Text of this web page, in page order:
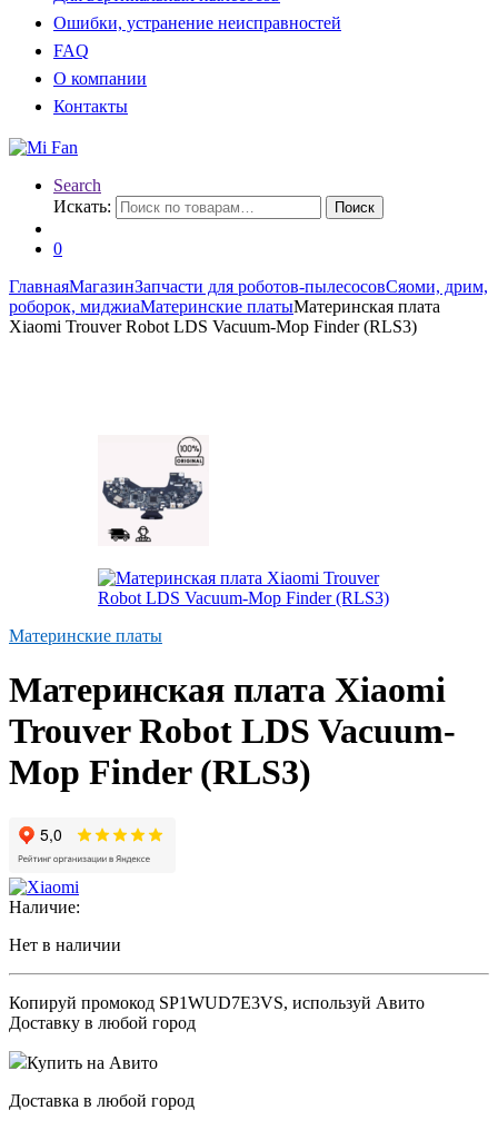
Ошибки, устранение неисправностей
FAQ
О компании
Контакты
Search
Искать:
Поиск
0
ГлавнаяМагазинЗапчасти для роботов-пылесосовСяоми, дрим,
роборок, миджиаМатеринские платыМатеринская плата
Xiaomi Trouver Robot LDS Vacuum-Mop Finder (RLS3)
Материнские платы
Материнская плата Xiaomi
Trouver Robot LDS Vacuum-
Mop Finder (RLS3)
Наличие:
Нет в наличии
Копируй промокод SP1WUD7E3VS, используй Авито
Доставку в любой город
Купить на Авито
Доставка в любой город